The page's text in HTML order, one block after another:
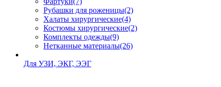
Рубашки для роженицы(2)
Халаты хирургические(4)
Костюмы хирургические(2)
Комплекты одежды(9)
Нетканные материалы(26)
Для УЗИ, ЭКГ, ЭЭГ